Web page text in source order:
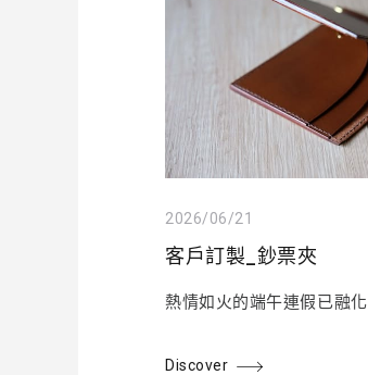
2026/06/21
客戶訂製_鈔票夾
熱情如火的端午連假已融化
Discover